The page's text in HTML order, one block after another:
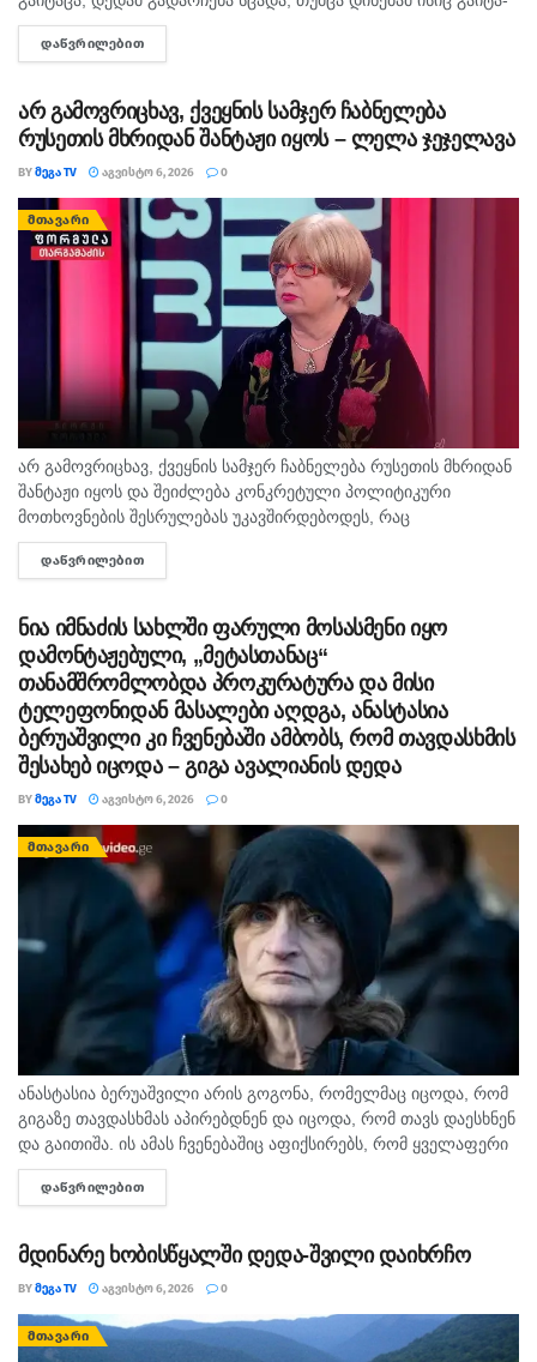
ცა. ბავ­შვის ცხე­და­რი ად­გი­ლობ­რივ­მა იპო­ვა და მდი­ნა­რი­დან
ამო­ას­ვე­ნა. დე­დის სამ­ძებ­რო-სა­მაშ­ვე­ლო სა­მუ­შა­ო­ე­ბი ამ დრომ­
ᲓᲐᲬᲕᲠᲘᲚᲔᲑᲘᲗ
არ გამოვრიცხავ, ქვეყნის სამჯერ ჩაბნელება
რუსეთის მხრიდან შანტაჟი იყოს – ლელა ჯეჯელავა
BYᲛᲔᲒᲐ TV ᲐᲒᲕᲘᲡᲢᲝ 6, 2026 0
ᲛᲗᲐᲕᲐᲠᲘ
არ გამოვრიცხავ, ქვეყნის სამჯერ ჩაბნელება რუსეთის მხრიდან
შანტაჟი იყოს და შეიძლება კონკრეტული პოლიტიკური
მოთხოვნების შესრულებას უკავშირდებოდეს, რაც
ხელისუფლებისთვის ძნელად ასახსნელია საზოგადოებისთვის.
ვფიქრობ, ეს მოთხოვნები უფრო ოკუპირებულ რეგიონებს უნდა
ᲓᲐᲬᲕᲠᲘᲚᲔᲑᲘᲗ
ნია იმნაძის სახლში ფარული მოსასმენი იყო
დამონტაჟებული, „მეტასთანაც“
თანამშრომლობდა პროკურატურა და მისი
ტელეფონიდან მასალები აღდგა, ანასტასია
ბერუაშვილი კი ჩვენებაში ამბობს, რომ თავდასხმის
შესახებ იცოდა – გიგა ავალიანის დედა
BYᲛᲔᲒᲐ TV ᲐᲒᲕᲘᲡᲢᲝ 6, 2026 0
ᲛᲗᲐᲕᲐᲠᲘ
ანასტასია ბერუაშვილი არის გოგონა, რომელმაც იცოდა, რომ
გიგაზე თავდასხმას აპირებდნენ და იცოდა, რომ თავს დაესხნენ
და გაითიშა. ის ამას ჩვენებაშიც აფიქსირებს, რომ ყველაფერი
იცოდა, - ამის შესახებ მოკლული მასწავლებლის, გიგა
ავალიანის...
ᲓᲐᲬᲕᲠᲘᲚᲔᲑᲘᲗ
მდინარე ხობისწყალში დედა-შვილი დაიხრჩო
BYᲛᲔᲒᲐ TV ᲐᲒᲕᲘᲡᲢᲝ 6, 2026 0
ᲛᲗᲐᲕᲐᲠᲘ